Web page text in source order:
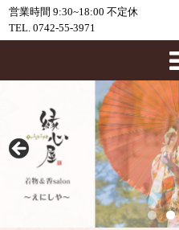
営業時間 9:30~18:00 不定休
TEL. 0742-55-3971